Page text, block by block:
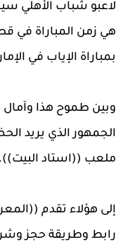
هي زمن المباراة في
بمباراة الإياب في
وبين طموح هذا وآمال
الجمهور الذي يريد
ملعب ((استاد البيت)).
إلى هؤلاء تقدم
رابط وطريقة حجز